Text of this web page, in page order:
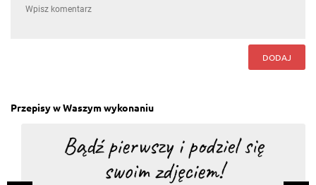
DODAJ
Przepisy w Waszym wykonaniu